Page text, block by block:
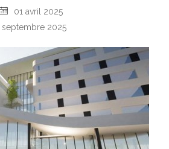
01 avril 2025
septembre 2025